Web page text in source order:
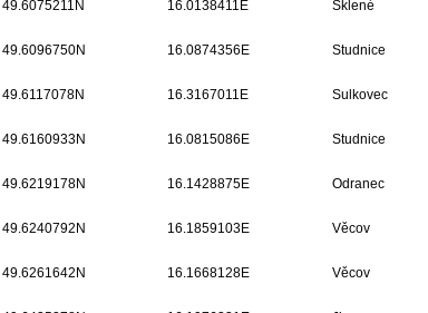
49.6075211N 16.0138411E Sklené
49.6096750N 16.0874356E Studnice
49.6117078N 16.3167011E Sulkovec
49.6160933N 16.0815086E Studnice
49.6219178N 16.1428875E Odranec
49.6240792N 16.1859103E Věcov
49.6261642N 16.1668128E Věcov